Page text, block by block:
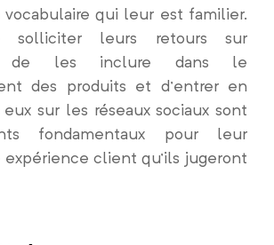
vocabulaire qui leur est familier.
leurs retours sur
de les inclure dans le
des produits et d’entrer en
sur les réseaux sociaux sont
fondamentaux pour leur
expérience client qu’ils jugeront